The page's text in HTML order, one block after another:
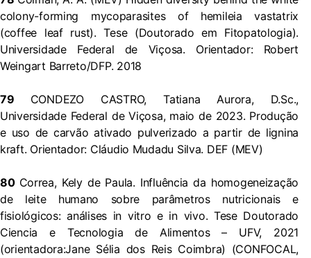
colony-forming mycoparasites of hemileia vastatrix
(coffee leaf rust). Tese (Doutorado em Fitopatologia).
Universidade Federal de Viçosa. Orientador: Robert
Weingart Barreto/DFP. 2018
79 CONDEZO CASTRO, Tatiana Aurora, D.Sc.,
Universidade Federal de Viçosa, maio de 2023. Produção
e uso de carvão ativado pulverizado a partir de lignina
kraft. Orientador: Cláudio Mudadu Silva. DEF (MEV)
80 Correa, Kely de Paula. Influência da homogeneização
de leite humano sobre parâmetros nutricionais e
fisiológicos: análises in vitro e in vivo. Tese Doutorado
Ciencia e Tecnologia de Alimentos – UFV, 2021
(orientadora:Jane Sélia dos Reis Coimbra) (CONFOCAL,